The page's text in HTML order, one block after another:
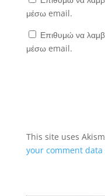
μέσω email.
Επιθυμώ να
μέσω email.
This site uses
your comment data